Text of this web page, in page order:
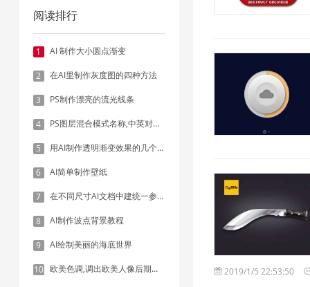
阅读排行
1 AI 制作大小圆点渐变
2 在AI里制作灰度图的四种方法
3 PS制作漂亮的流光线条
4 PS图层混合模式名称,中英对照表
5 用AI制作透明渐变效果的几个方法
6 AI简单制作壁纸
7 在不同尺寸AI文档中建统一参考线 - 方法1：对齐和分布
8 AI制作波点背景教程
9 AI绘制美丽的海底世界
10 欧美色调,调出欧美人像后期色调实例 2019/1/5 22:53:50